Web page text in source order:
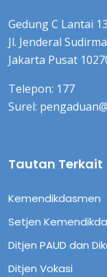
Gedung C Lantai 13
Jl. Jenderal
Jakarta Pusat
Telepon: 177
Surel:
Tautan Terkait
Kemendikdasmen
Setjen
Ditjen PAUD dan
Ditjen Vokasi